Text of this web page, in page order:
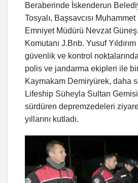
Beraberinde İskenderun
Tosyalı, Başsavcısı
Emniyet Müdürü Nevzat
Komutanı J.Bnb. Yusuf
güvenlik ve kontrol
polis ve jandarma ekipleri ile
Kaymakam Demiryürek, daha
Lifeship Süheyla Sultan
sürdüren depremzedeleri
yıllarını kutladı.